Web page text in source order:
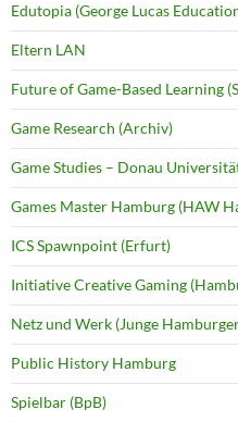
Edutopia (George Lucas
Eltern LAN
Future of Game-Based Learning
Game Research (Archiv)
Game Studies – Donau
Games Master Hamburg (HAW
ICS Spawnpoint (Erfurt)
Initiative Creative Gaming
Netz und Werk (Junge
Public History Hamburg
Spielbar (BpB)